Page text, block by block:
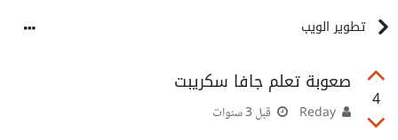
تطوير الويب
4
صعوبة تعلم جافا سكريبت
قبل 3 سنوات